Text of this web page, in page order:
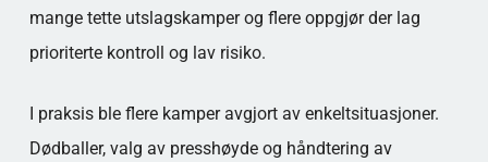
mange tette utslagskamper og flere oppgjør der lag
prioriterte kontroll og lav risiko.
I praksis ble flere kamper avgjort av enkeltsituasjoner.
Dødballer, valg av presshøyde og håndtering av